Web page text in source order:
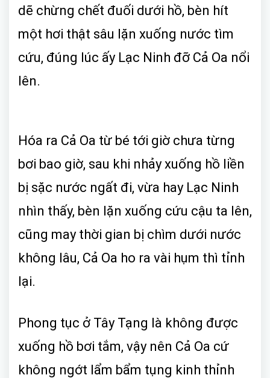
dẽ chừng chết đuối dưới hồ, bèn hít
một hơi thật sâu lặn xuống nước tìm
cứu, đúng lúc ấy Lạc Ninh đỡ Cả Oa nổi
lên.
Hóa ra Cả Oa từ bé tới giờ chưa từng
bơi bao giờ, sau khi nhảy xuống hồ liền
bị sặc nước ngất đi, vừa hay Lạc Ninh
nhìn thấy, bèn lặn xuống cứu cậu ta lên,
cũng may thời gian bị chìm dưới nước
không lâu, Cả Oa ho ra vài hụm thì tỉnh
lại.
Phong tục ở Tây Tạng là không được
xuống hồ bơi tắm, vậy nên Cả Oa cứ
không ngớt lẩm bẩm tụng kinh thỉnh